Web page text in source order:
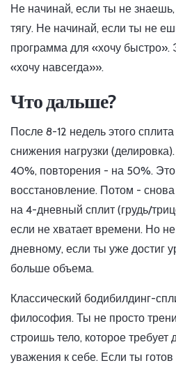
Не начинай, если ты не
тягу. Не начинай, если ты не
программа для «хочу быстро».
«хочу навсегда»».
Что дальше?
После 8-12 недель этого
снижения нагрузки
40%, повторения - на 50%. Это
восстановление. Потом -
на 4-дневный сплит (грудь/
если не хватает времени. Но
дневному, если ты уже достиг
больше объема.
Классический бодибилдинг-
философия. Ты не просто
строишь тело, которое
уважения к себе. Если ты готов